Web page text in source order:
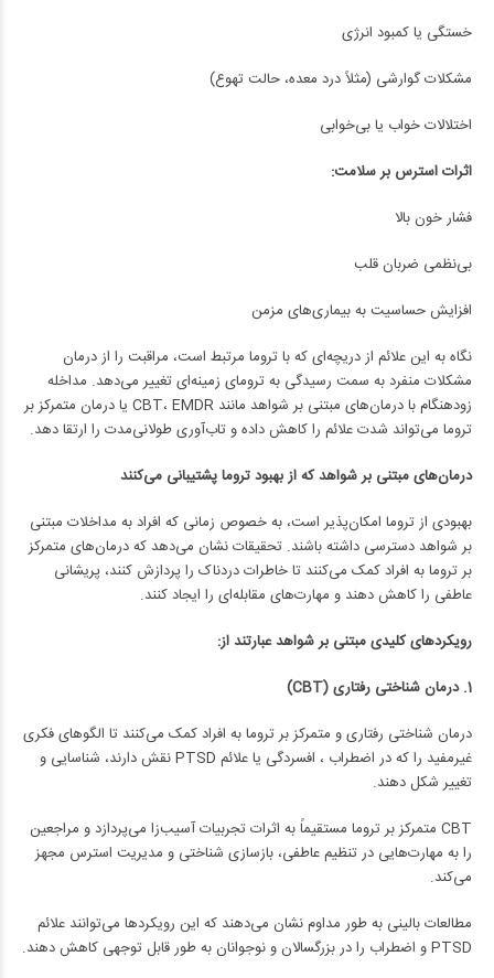
خستگی یا کمبود انرژی
مشکلات گوارشی (مثلاً درد معده، حالت تهوع)
اختلالات خواب یا بی‌خوابی
اثرات استرس بر سلامت:
فشار خون بالا
بی‌نظمی ضربان قلب
افزایش حساسیت به بیماری‌های مزمن
نگاه به این علائم از دریچه‌ای که با تروما مرتبط است، مراقبت را از درمان
مشکلات منفرد به سمت رسیدگی به ترومای زمینه‌ای تغییر می‌دهد. مداخله
زودهنگام با درمان‌های مبتنی بر شواهد مانند CBT، EMDR یا درمان متمرکز بر
تروما می‌تواند شدت علائم را کاهش داده و تاب‌آوری طولانی‌مدت را ارتقا دهد.
درمان‌های مبتنی بر شواهد که از بهبود تروما پشتیبانی می‌کنند
بهبودی از تروما امکان‌پذیر است، به خصوص زمانی که افراد به مداخلات مبتنی
بر شواهد دسترسی داشته باشند. تحقیقات نشان می‌دهد که درمان‌های متمرکز
بر تروما به افراد کمک می‌کنند تا خاطرات دردناک را پردازش کنند، پریشانی
عاطفی را کاهش دهند و مهارت‌های مقابله‌ای را ایجاد کنند.
رویکردهای کلیدی مبتنی بر شواهد عبارتند از:
1. درمان شناختی رفتاری (CBT)
درمان شناختی رفتاری و متمرکز بر تروما به افراد کمک می‌کنند تا الگوهای فکری
غیرمفید را که در اضطراب ، افسردگی یا علائم PTSD نقش دارند، شناسایی و
تغییر شکل دهند.
CBT متمرکز بر تروما مستقیماً به اثرات تجربیات آسیب‌زا می‌پردازد و مراجعین
را به مهارت‌هایی در تنظیم عاطفی، بازسازی شناختی و مدیریت استرس مجهز
می‌کند.
مطالعات بالینی به طور مداوم نشان می‌دهند که این رویکردها می‌توانند علائم
PTSD و اضطراب را در بزرگسالان و نوجوانان به طور قابل توجهی کاهش دهند.